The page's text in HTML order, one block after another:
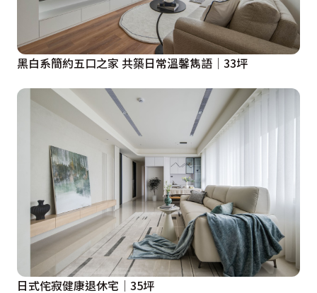
黑白系簡約五口之家 共築日常溫馨雋語│33坪
日式侘寂健康退休宅│35坪